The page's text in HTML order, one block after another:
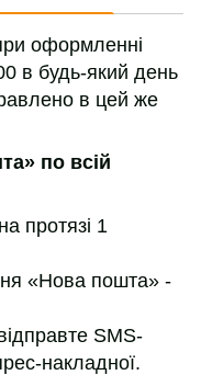
оформленні
в будь-який день
в цей же
по всій
протязі 1
«Нова пошта» -
SMS-
накладної.